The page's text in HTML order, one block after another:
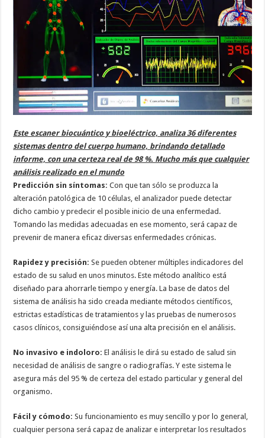
Este escaner biocuántico y bioeléctrico, analiza 36 diferentes
sistemas dentro del cuerpo humano, brindando detallado
informe, con una certeza real de 98 %. Mucho más que cualquier
análisis realizado en el mundo
Predicción sin síntomas: Con que tan sólo se produzca la
alteración patológica de 10 células, el analizador puede detectar
dicho cambio y predecir el posible inicio de una enfermedad.
Tomando las medidas adecuadas en ese momento, será capaz de
prevenir de manera eficaz diversas enfermedades crónicas.
Rapidez y precisión: Se pueden obtener múltiples indicadores del
estado de su salud en unos minutos. Este método analítico está
diseñado para ahorrarle tiempo y energía. La base de datos del
sistema de análisis ha sido creada mediante métodos científicos,
estrictas estadísticas de tratamientos y las pruebas de numerosos
casos clínicos, consiguiéndose así una alta precisión en el análisis.
No invasivo e indoloro: El análisis le dirá su estado de salud sin
necesidad de análisis de sangre o radiografías. Y este sistema le
asegura más del 95 % de certeza del estado particular y general del
organismo.
Fácil y cómodo: Su funcionamiento es muy sencillo y por lo general,
cualquier persona será capaz de analizar e interpretar los resultados